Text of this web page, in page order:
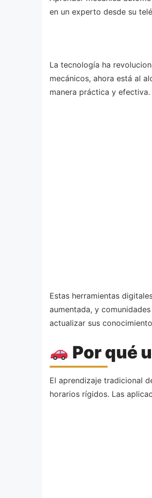
en un experto desde su
La tecnología ha
mecánicos, ahora está al
manera práctica y efectiva.
Estas herramientas
aumentada, y
actualizar sus
Por qué
El aprendizaje tradicional
horarios rígidos. Las